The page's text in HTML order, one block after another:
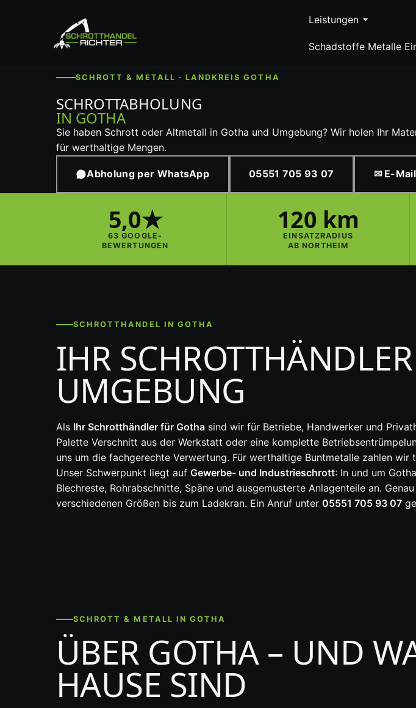
Leistungen
Schadstoffe Metalle
SCHROTT & METALL · LANDKREIS GOTHA
SCHROTTABHOLUNG
IN GOTHA
Sie haben Schrott oder Altmetall in Gotha und Umgebung? Wir holen Ihr
für werthaltige Mengen.
Abholung per WhatsApp 05551 705 93 07 ✉ E-
5,0★
63 GOOGLE-
BEWERTUNGEN
120 km
EINSATZRADIUS
AB NORTHEIM
SCHROTTHANDEL IN GOTHA
IHR
UMGEBUNG
Als Ihr Schrotthändler für Gotha sind wir für Betriebe, Handwerker und
Palette Verschnitt aus der Werkstatt oder eine komplette
uns um die fachgerechte Verwertung. Für werthaltige Buntmetalle zahlen
Unser Schwerpunkt liegt auf Gewerbe- und Industrieschrott: In und um
Blechreste, Rohrabschnitte, Späne und ausgemusterte Anlagenteile an.
verschiedenen Größen bis zum Ladekran. Ein Anruf unter 05551 705 93 07
SCHROTT & METALL IN GOTHA
ÜBER GOTHA – UND
HAUSE SIND